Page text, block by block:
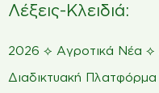
Λέξεις-Κλειδιά:
2026 ⟡ Αγροτικά Νέα ⟡
Διαδικτυακή Πλατφόρμα